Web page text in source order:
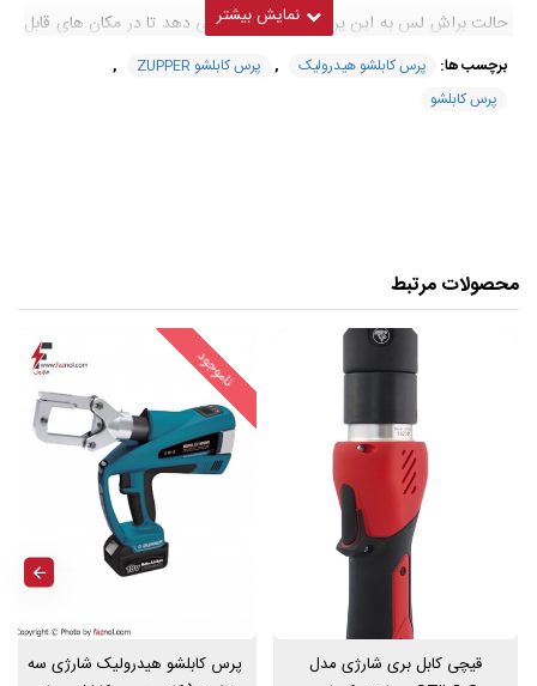
حالت براش لس به این پرس کابلشو امکان می دهد تا در مکان های قابل
احتراق هم بتوان از آن استفاده کرد. اگر فشار تنظیم شده کمتر یا بیشتر از
حد معین باشد یا دستگاه باتری ضعیف داشته باشد، یک سیگنال صوتی به
صدا در می آید و چراغ قرمز چشمک می زند. اگر دستگاه طولانی مدت با
مشخصات فنی پرس کابلشوی هیدرولیک
شارژی EB-400
قدرت برش : 120 کیلونیوتون
جابه جا یی فک : 42 میلیمتر
قطر قابل برش : 400-16 میلیمتر کابل های مسی و الومینیومی
آرموردار و بدون آرمور
ولتاژ و ظرفیت باتری : 18 ولت - 3 آمپر ساعت
زمان شارژ هر باتری : 1 ساعت
این دستگاه به همراه یک عدد تیغه و 2 عدد باتری و 1 عدد شارژر در یک
کیف محکم پلاستیکی به همراه حلقه ی آب بندی سیلند و حلقه ی آب بندی
شیر اطمینان ارائه می گردد.
برچسب ها: پرس کابلشو هیدرولیک , پرس کابلشو ZUPPER
,
پرس کابلشو
محصولات مرتبط
قیچی کابل بری شارژی مدل
ناموجود
پرس کابلشو هیدرولیک شارژی سه